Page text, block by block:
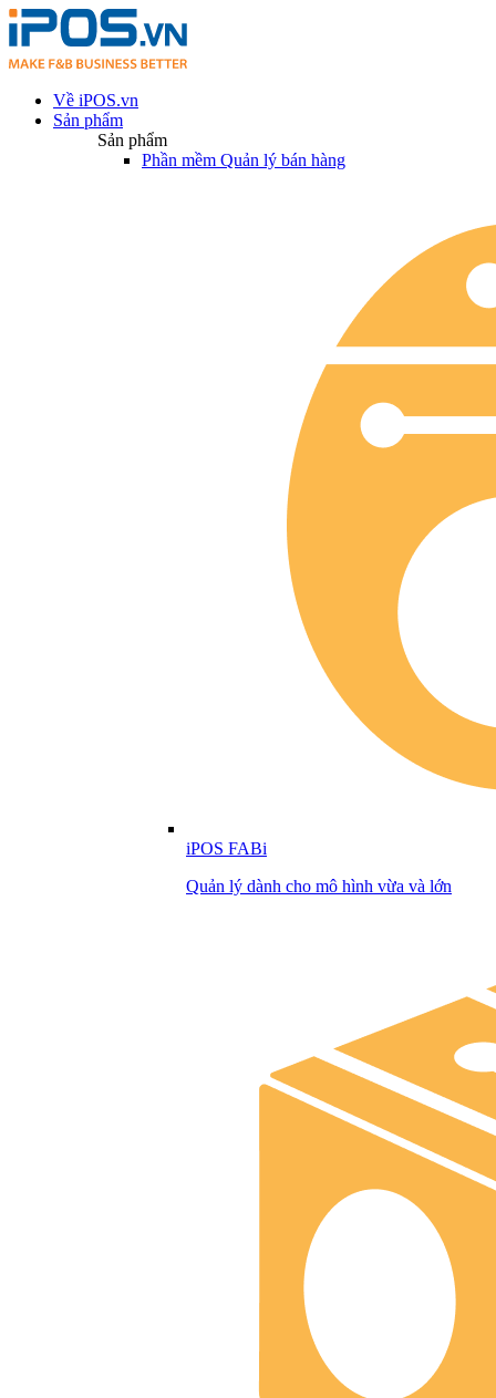
Về iPOS.vn
Sản phẩm
Sản phẩm
Phần mềm Quản lý bán hàng
iPOS FABi
Quản lý dành cho mô hình vừa và lớn